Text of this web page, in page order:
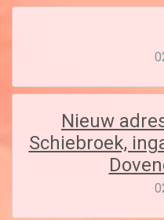
Nieuw
Schiebroek,